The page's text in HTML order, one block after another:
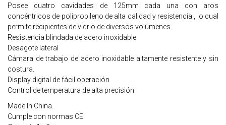
Posee cuatro cavidades de 125mm cada una con aros
concéntricos de polipropileno de alta calidad y resistencia , lo cual
permite recipientes de vidrio de diversos volúmenes.
Resistencia blindada de acero inoxidable
Desagote lateral
Cámara de trabajo de acero inoxidable altamente resistente y sin
costura.
Display digital de fácil operación
Control de temperatura de alta precisión.
Made In China.
Cumple con normas CE.